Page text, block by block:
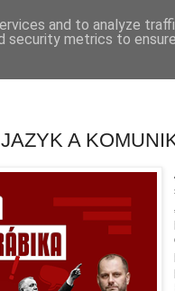
A
and to analyze
security metrics to